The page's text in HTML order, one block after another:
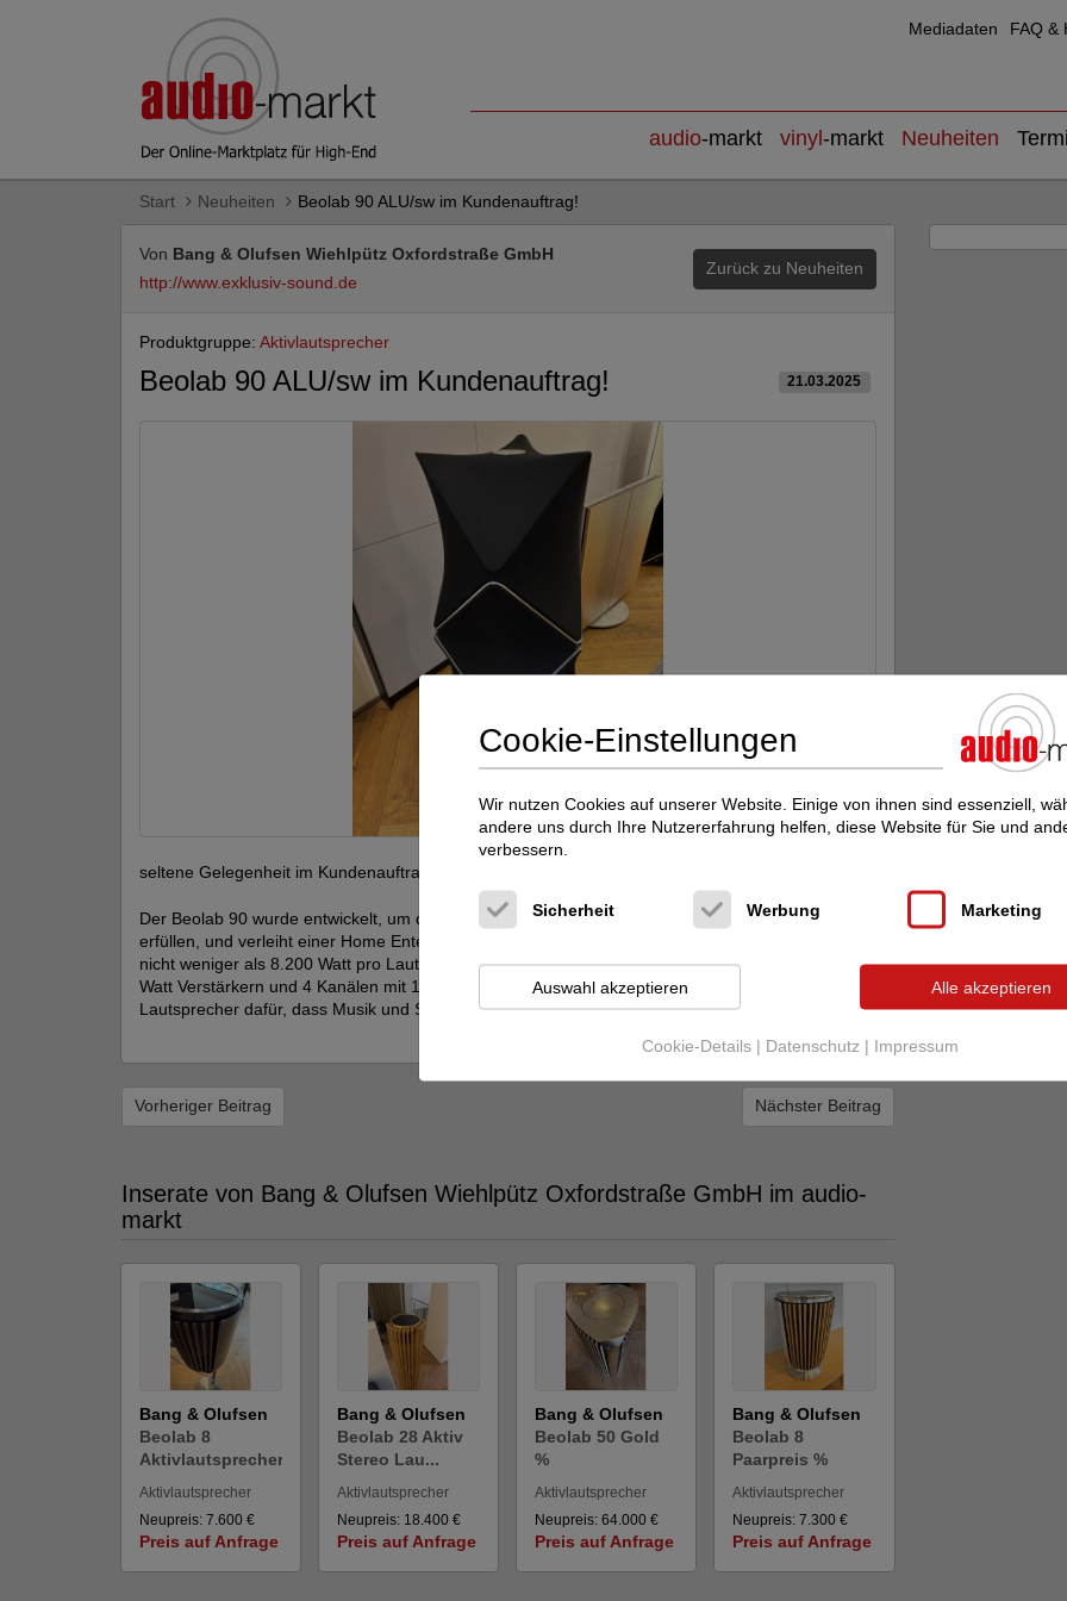
Mediadaten FAQ &
audio-markt vinyl -markt Neuheiten
Start Neuheiten Beolab 90 ALU/sw im Kundenauftrag!
Von Bang & Olufsen Wiehlpütz Oxfordstraße GmbH
http://www.exklusiv-sound.de
Zurück zu Neuheiten
Produktgruppe: Aktivlautsprecher
Beolab 90 ALU/sw im Kundenauftrag! 21.03.2025
seltene Gelegenheit im Kundenauftrag!
Der Beolab 90 wurde entwickelt, um die Bedürfnisse selbst der anspruchsvollsten Zuhörer zu
erfüllen, und verleiht einer Home Entertainment-Aufstellung einen wahrlich kraftvollen Klang. Mit
nicht weniger als 8.200 Watt pro Lautsprecher, 18 Premium-Treibern, 14 Kanälen ICEpower, 300
Watt Verstärkern und 4 Kanälen mit 1000 Watt Class D Heliox Verstärkern sorgen diese
Lautsprecher dafür, dass Musik und Soundtracks in vollen Zügen genossen werden können.
Vorheriger Beitrag Nächster Beitrag
Inserate von Bang & Olufsen Wiehlpütz Oxfordstraße GmbH im audio-
markt
Bang & Olufsen
Beolab 8
Aktivlautsprecher...
Aktivlautsprecher
Neupreis: 7.600 €
Preis auf Anfrage
Bang & Olufsen
Beolab 28 Aktiv
Stereo Lau...
Aktivlautsprecher
Neupreis: 18.400 €
Preis auf Anfrage
Bang & Olufsen
Beolab 50 Gold
%
Aktivlautsprecher
Neupreis: 64.000 €
Preis auf Anfrage
Bang & Olufsen
Beolab 8
Paarpreis %
Aktivlautsprecher
Neupreis: 7.300 €
Preis auf Anfrage
Cookie-Einstellungen
Wir nutzen Cookies auf unserer Website. Einige von ihnen sind essenziell,
andere uns durch Ihre Nutzererfahrung helfen, diese Website für Sie und
verbessern.
Cookie-Details | Datenschutz | Impressum
Sicherheit Werbung Marketing
Auswahl akzeptieren Alle akzeptieren